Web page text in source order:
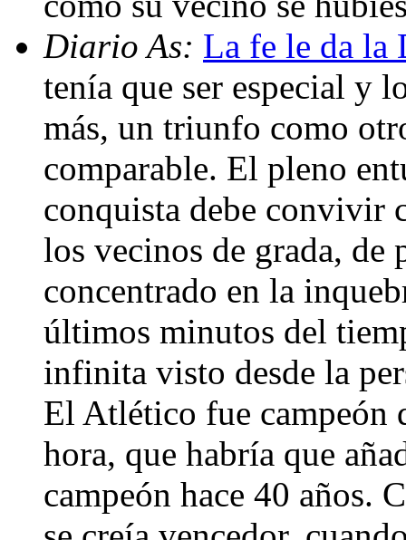
Diario As: La fe le da la
tenía que ser especial y
más, un triunfo como
comparable. El pleno
conquista debe convivir
los vecinos de grada,
concentrado en la
últimos minutos del
infinita visto desde la
El Atlético fue campeón
hora, que habría que
campeón hace 40 años.